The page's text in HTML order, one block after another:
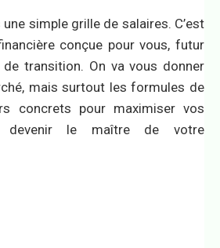
une simple grille de salaires. C’est
conçue pour vous, futur
transition. On va vous donner
mais surtout les formules de
concrets pour maximiser vos
devenir le maître de votre